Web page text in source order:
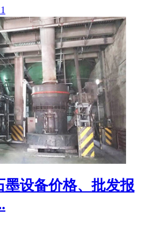
墨设备价格、批发报